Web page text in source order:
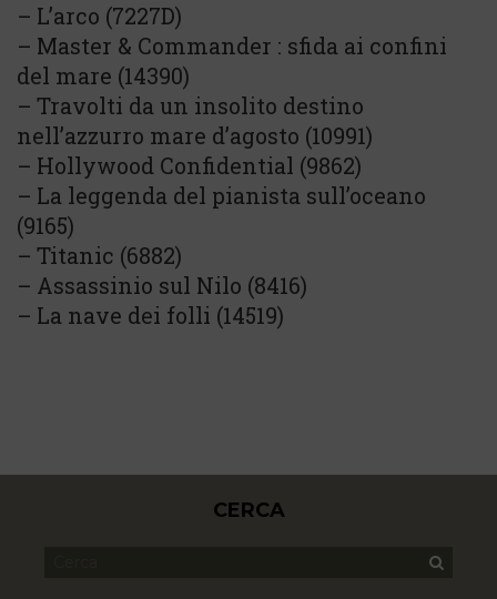
– L’arco (7227D)
– Master & Commander : sfida ai confini
del mare (14390)
– Travolti da un insolito destino
nell’azzurro mare d’agosto (10991)
– Hollywood Confidential (9862)
– La leggenda del pianista sull’oceano
(9165)
– Titanic (6882)
– Assassinio sul Nilo (8416)
– La nave dei folli (14519)
CERCA